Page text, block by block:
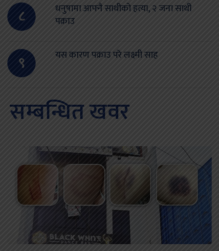
८
धनुषामा आफ्नै साथीको हत्या, २ जना साथी
पक्राउ
९ यस कारण पक्राउ परे लक्ष्मी साह
सम्बन्धित खवर